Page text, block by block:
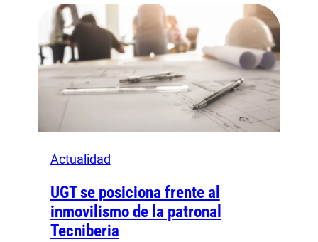
Actualidad
UGT se posiciona frente al
inmovilismo de la patronal
Tecniberia